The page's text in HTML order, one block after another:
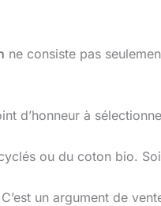
ne consiste pas
d’honneur à
ou du coton bio.
un argument de